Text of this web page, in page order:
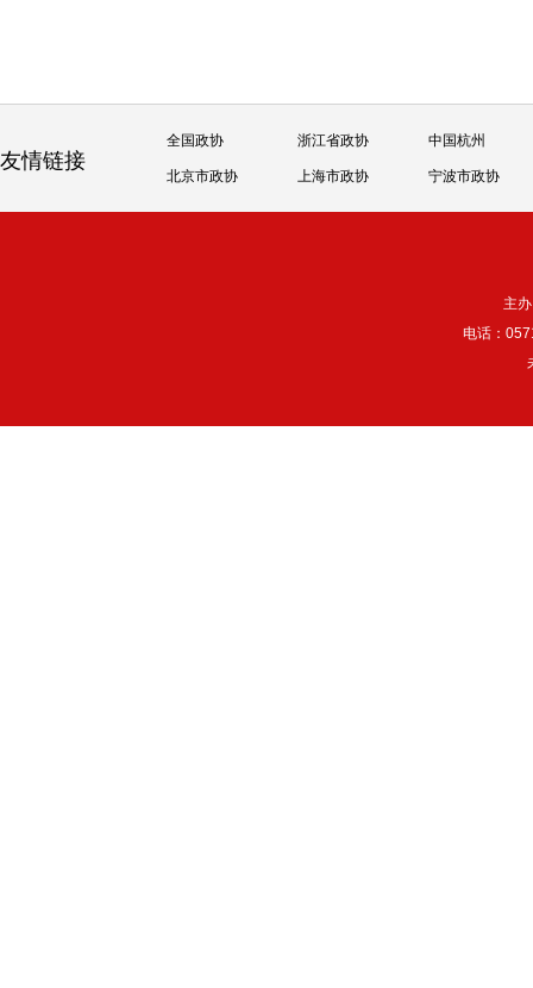
友情链接
全国政协 浙江省政协 中国杭州
北京市政协 上海市政协 宁波市政协
主
电话：